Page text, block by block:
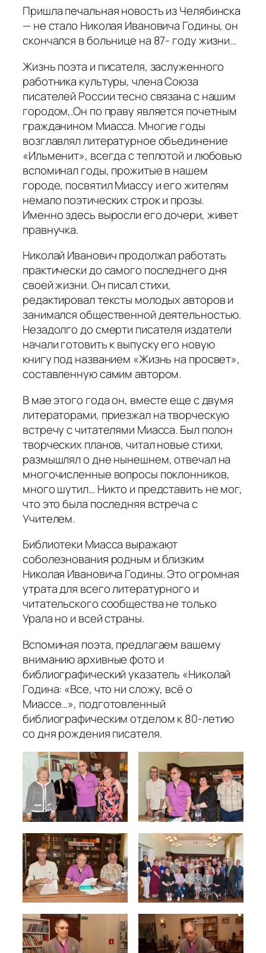
Пришла печальная новость из Челябинска
— не стало Николая Ивановича Годины, он
скончался в больнице на 87- году жизни…
Жизнь поэта и писателя, заслуженного
работника культуры, члена Союза
писателей России тесно связана с нашим
городом,.Он по праву является почетным
гражданином Миасса. Многие годы
возглавлял литературное объединение
«Ильменит», всегда с теплотой и любовью
вспоминал годы, прожитые в нашем
городе, посвятил Миассу и его жителям
немало поэтических строк и прозы.
Именно здесь выросли его дочери, живет
правнучка.
Николай Иванович продолжал работать
практически до самого последнего дня
своей жизни. Он писал стихи,
редактировал тексты молодых авторов и
занимался общественной деятельностью.
Незадолго до смерти писателя издатели
начали готовить к выпуску его новую
книгу под названием «Жизнь на просвет»,
составленную самим автором.
В мае этого года он, вместе еще с двумя
литераторами, приезжал на творческую
встречу с читателями Миасса. Был полон
творческих планов, читал новые стихи,
размышлял о дне нынешнем, отвечал на
многочисленные вопросы поклонников,
много шутил… Никто и представить не мог,
что это была последняя встреча с
Учителем.
Библиотеки Миасса выражают
соболезнования родным и близким
Николая Ивановича Годины. Это огромная
утрата для всего литературного и
читательского сообщества не только
Урала но и всей страны.
Вспоминая поэта, предлагаем вашему
вниманию архивные фото и
библиографический указатель «Николай
Година: «Все, что ни сложу, всё о
Миассе…», подготовленный
библиографическим отделом к 80-летию
со дня рождения писателя.